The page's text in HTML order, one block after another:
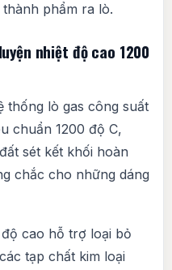
phẩm ra lò.
nhiệt độ cao 1200
thống lò gas công suất
chuẩn 1200 độ C,
sét kết khối hoàn
chắc cho những dáng
cao hỗ trợ loại bỏ
tạp chất kim loại